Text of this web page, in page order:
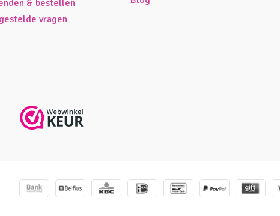
& bestellen
vragen